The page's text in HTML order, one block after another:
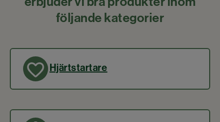
följande kategorier
Hjärtstartare